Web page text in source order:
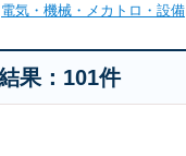
電気・機械・メカトロ・設備
果：101件